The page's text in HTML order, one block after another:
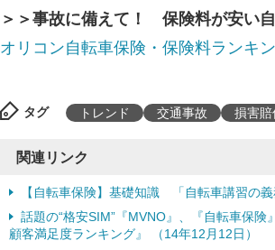
＞＞事故に備えて！ 保険料が安い
オリコン自転車保険・保険料ランキ
タグ トレンド 交通事故 損害賠
関連リンク
【自転車保険】基礎知識 「自転車講習の
話題の“格安SIM”『MVNO』、『自転車保
顧客満足度ランキング』 （14年12月12日）